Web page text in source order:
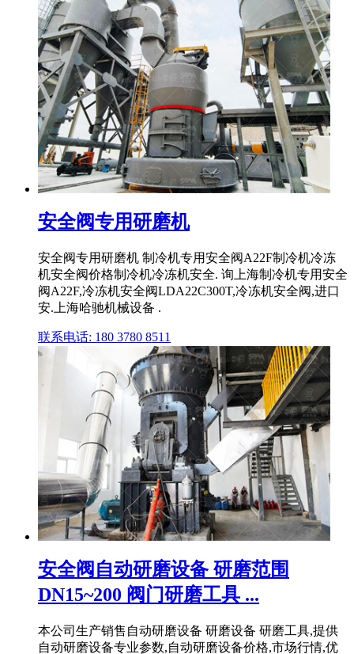
安全阀专用研磨机
安全阀专用研磨机 制冷机专用安全阀A22F制冷机冷冻
机安全阀价格制冷机冷冻机安全. 询上海制冷机专用安全
阀A22F,冷冻机安全阀LDA22C300T,冷冻机安全阀,进口
安.上海哈驰机械设备 .
联系电话: 180 3780 8511
安全阀自动研磨设备 研磨范围
DN15~200 阀门研磨工具 ...
本公司生产销售自动研磨设备 研磨设备 研磨工具,提供
自动研磨设备专业参数,自动研磨设备价格,市场行情,优